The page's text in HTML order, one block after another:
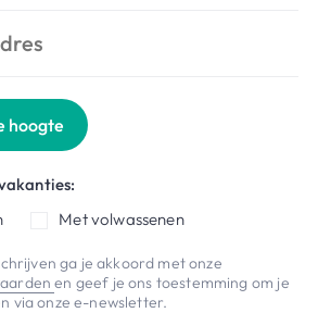
hoogte
Met volwassenen
ga je akkoord met onze
en geef je ons toestemming om je
via onze e-newsletter.